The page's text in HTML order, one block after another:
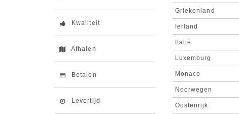
Kwaliteit
Afhalen
Betalen
Levertijd
Griekenland
Ierland
Italië
Luxemburg
Monaco
Noorwegen
Oostenrijk